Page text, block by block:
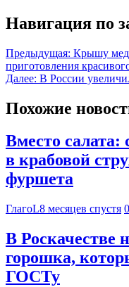
Навигация по
Предыдущая: Крышу
приготовления
Далее: В России
Похожие
Вместо
в крабовой
фуршета
ГлагоL8 месяцев спустя 0
В Роскачестве
горошка,
ГОСТу